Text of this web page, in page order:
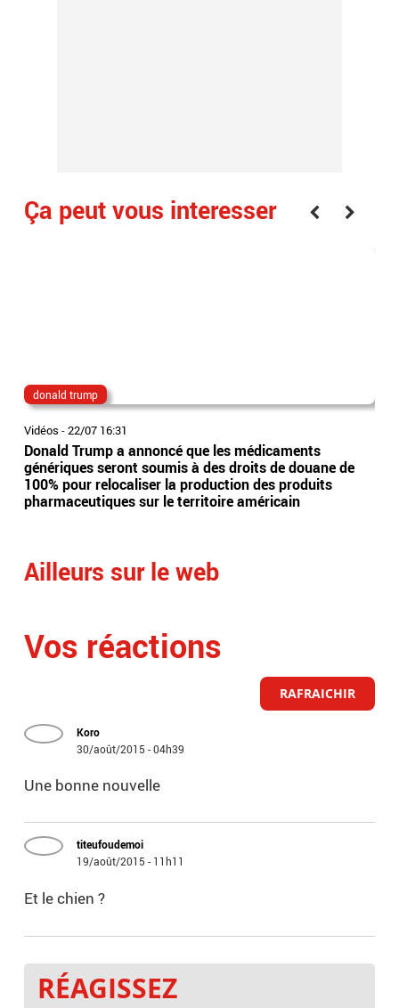
Ça peut vous interesser
donald trump
Vidéos -22/07 16:31
Donald Trump a annoncé que les médicaments
génériques seront soumis à des droits de douane de
100% pour relocaliser la production des produits
pharmaceutiques sur le territoire américain
Ailleurs sur le web
Vos réactions
RAFRAICHIR
Koro
30/août/2015 - 04h39
Une bonne nouvelle
titeufoudemoi
19/août/2015 - 11h11
Et le chien ?
RÉAGISSEZ